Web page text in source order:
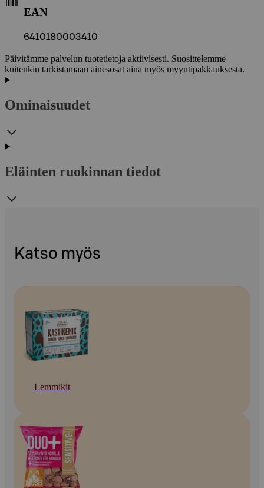
EAN
6410180003410
Päivitämme palvelun tuotetietoja aktiivisesti. Suosittelemme
kuitenkin tarkistamaan ainesosat aina myös myyntipakkauksesta.
Ominaisuudet
Eläinten ruokinnan tiedot
Katso myös
Lemmikit